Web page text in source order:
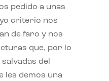
pedido a unas
criterio nos
de faro y nos
que, por lo
del
les demos una